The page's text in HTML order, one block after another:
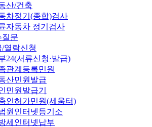
산/건축
차정기(종합)검사
자동차 정기검사
질문
열람신청
24(서류신청·발급)
관계등록민원
산민원발급
민원발급기
인허가민원(세움터)
원인터넷등기소
세인터넷납부